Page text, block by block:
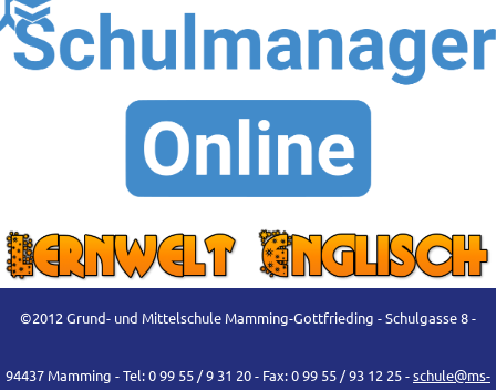
©2012 Grund- und Mittelschule Mamming-Gottfrieding - Schulgasse 8 -
94437 Mamming - Tel: 0 99 55 / 9 31 20 - Fax: 0 99 55 / 93 12 25 -schule@ms-